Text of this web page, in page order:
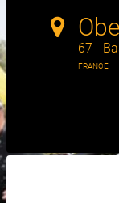
67 -
FRANCE